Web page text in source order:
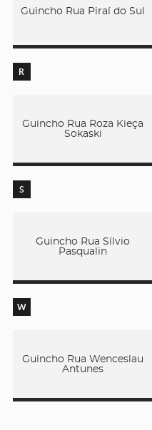
Guincho Rua Piraí do Sul
R
Guincho Rua Roza Kieça
Sokaski
S
Guincho Rua Sílvio
Pasqualin
W
Guincho Rua Wenceslau
Antunes